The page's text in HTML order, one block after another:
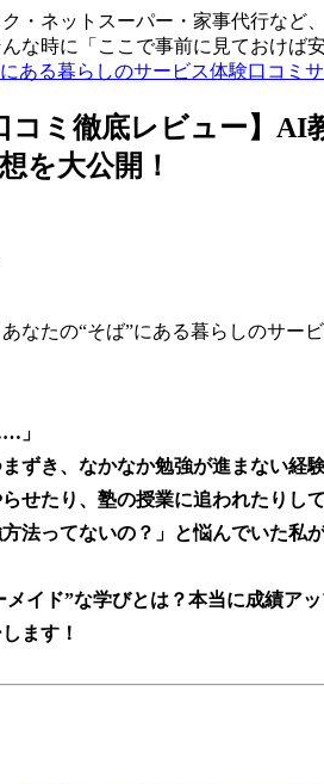
・ネットスーパー・家事代行など
な時に「ここで事前に見ておけば
ある暮らしのサービス体験口コミサ
コミ徹底レビュー】
を大公開！
なたの“そば”にある暮らしのサー
」
ずき、なかなか勉強が進まない経
せたり、塾の授業に追われたりし
方法ってないの？」と悩んでいた
イド”な学びとは？本当に成績ア
ます！